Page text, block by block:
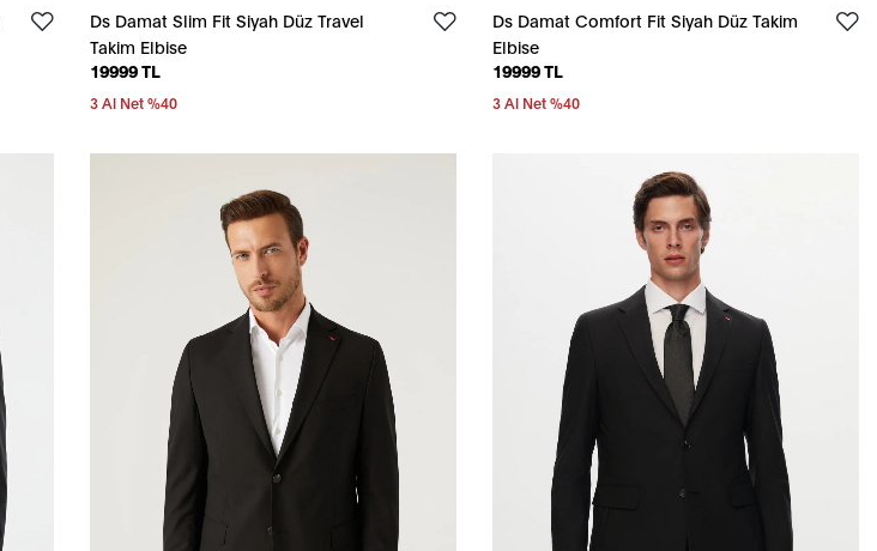
Ds Damat Slim Fit Siyah Düz Travel
Takim Elbise
19999 TL
3 Al Net %40
Ds Damat Comfort Fit Siyah Düz Takim
Elbise
19999 TL
3 Al Net %40